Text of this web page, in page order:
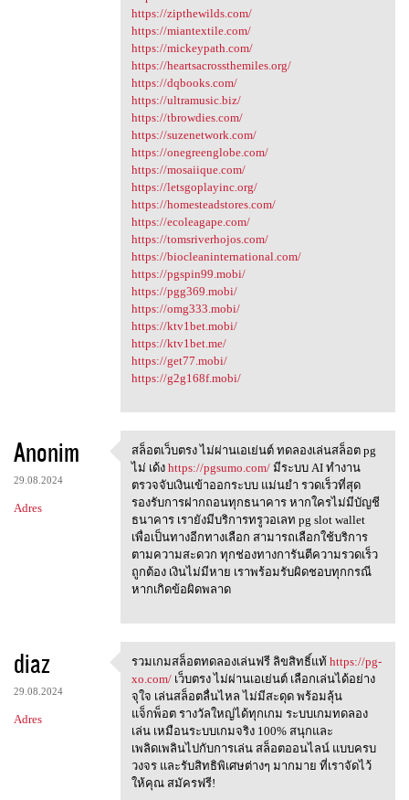
https://zipthewilds.com/
https://miantextile.com/
https://mickeypath.com/
https://heartsacrossthemiles.org/
https://dqbooks.com/
https://ultramusic.biz/
https://tbrowdies.com/
https://suzenetwork.com/
https://onegreenglobe.com/
https://mosaiique.com/
https://letsgoplayinc.org/
https://homesteadstores.com/
https://ecoleagape.com/
https://tomsriverhojos.com/
https://biocleaninternational.com/
https://pgspin99.mobi/
https://pgg369.mobi/
https://omg333.mobi/
https://ktv1bet.mobi/
https://ktv1bet.me/
https://get77.mobi/
https://g2g168f.mobi/
Anonim
29.08.2024
Adres
สล็อตเว็บตรง ไม่ผ่านเอเย่นต์
สล็อตเว็บตรง ไม่ผ่านเอเย่นต์ ทดลองเล่นสล็อต pg
ไม่ เด้ง https://pgsumo.com/มีระบบ AI ทำงาน
ตรวจจับเงินเข้าออกระบบ แม่นยำ รวดเร็วที่สุด
รองรับการฝากถอนทุกธนาคาร หากใครไม่มีบัญชี
ธนาคาร เรายังมีบริการทรูวอเลท pg slot wallet
เพื่อเป็นทางอีกทางเลือก สามารถเลือกใช้บริการ
ตามความสะดวก ทุกช่องทางการันตีความรวดเร็ว
ถูกต้อง เงินไม่มีหาย เราพร้อมรับผิดชอบทุกกรณี
หากเกิดข้อผิดพลาด
diaz
29.08.2024
Adres
รวมเกมสล็อตทดลองเล่นฟรี
รวมเกมสล็อตทดลองเล่นฟรี ลิขสิทธิ์แท้ https://pg-
xo.com/เว็บตรง ไม่ผ่านเอเย่นต์ เลือกเล่นได้อย่าง
จุใจ เล่นสล็อตลื่นไหล ไม่มีสะดุด พร้อมลุ้น
แจ็กพ็อต รางวัลใหญ่ได้ทุกเกม ระบบเกมทดลอง
เล่น เหมือนระบบเกมจริง 100% สนุกและ
เพลิดเพลินไปกับการเล่น สล็อตออนไลน์ แบบครบ
วงจร และรับสิทธิพิเศษต่างๆ มากมาย ที่เราจัดไว้
ให้คุณ สมัครฟรี!